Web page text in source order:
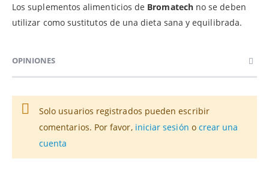
Los suplementos alimenticios de Bromatechno se deben
utilizar como sustitutos de una dieta sana y equilibrada.
OPINIONES
Solo usuarios registrados pueden escribir
comentarios. Por favor, iniciar sesión o crear una
cuenta